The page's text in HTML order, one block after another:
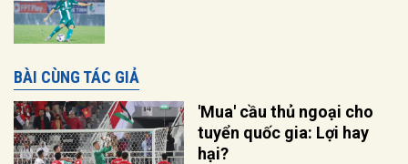
BÀI CÙNG TÁC GIẢ
'Mua' cầu thủ ngoại cho
tuyển quốc gia: Lợi hay
hại?